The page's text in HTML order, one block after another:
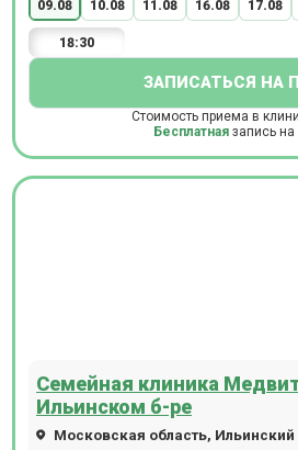
09.08 10.08 11.08 16.08 17.08
18:30
ЗАПИСАТЬСЯ НА
Стоимость приема в
Бесплатная запись
Семейная клиника
Ильинском б-ре
Московская область,